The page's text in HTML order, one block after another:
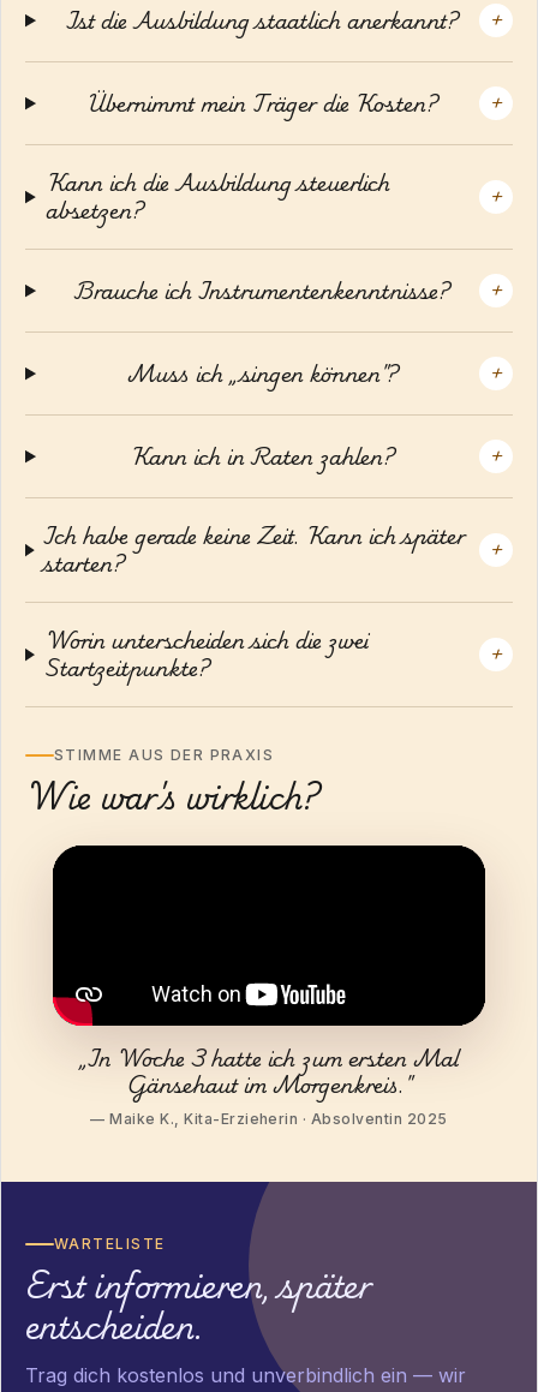
Ist die Ausbildung staatlich anerkannt? +
Übernimmt mein Träger die Kosten? +
Kann ich die Ausbildung steuerlich
absetzen? +
Brauche ich Instrumentenkenntnisse? +
Muss ich „singen können"? +
Kann ich in Raten zahlen? +
Ich habe gerade keine Zeit. Kann ich später
starten? +
Worin unterscheiden sich die zwei
Startzeitpunkte? +
STIMME AUS DER PRAXIS
Wie war's wirklich?
„In Woche 3 hatte ich zum ersten Mal
Gänsehaut im Morgenkreis."
— Maike K., Kita-Erzieherin · Absolventin 2025
WARTELISTE
Erst informieren, später
entscheiden.
Trag dich kostenlos und unverbindlich ein — wir